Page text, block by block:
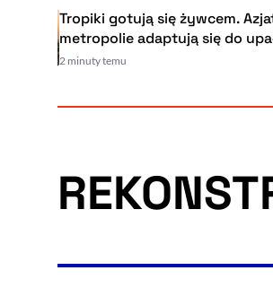
Tropiki gotują się żywcem.
metropolie adaptują się do upałów
2 minuty temu